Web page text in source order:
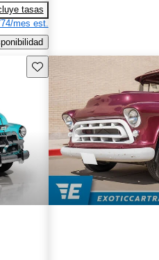
tasas
mes est.
Guarda este Aviso